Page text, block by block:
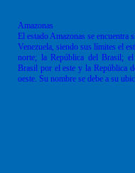
Amazonas
El estado Amazonas se encuentra
Venezuela, siendo sus límites el
norte; la República del Brasil;
Brasil por el este y la República
oeste. Su nombre se debe a su